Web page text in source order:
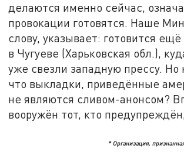
делаются именно сейчас,
провокации готовятся. Наше
слову, указывает: готовится
в Чугуеве (Харьковская обл.),
уже свезли западную прессу. Но
что выкладки, приведённые
не являются сливом-анонсом?
вооружён тот, кто
* Организация,